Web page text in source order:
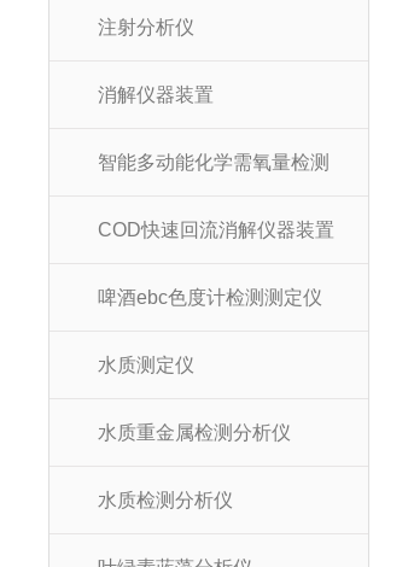
注射分析仪
消解仪器装置
智能多动能化学需氧量检测
COD快速回流消解仪器装置
啤酒ebc色度计检测测定仪
水质测定仪
水质重金属检测分析仪
水质检测分析仪